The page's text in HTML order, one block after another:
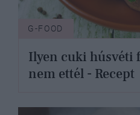
G-FOOD
Ilyen cuki húsvéti
nem ettél - Recept